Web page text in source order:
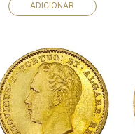
ADICIONAR